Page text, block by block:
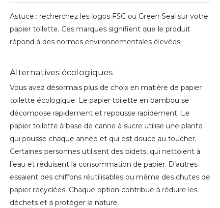
Astuce : recherchez les logos FSC ou Green Seal sur votre
papier toilette. Ces marques signifient que le produit
répond à des normes environnementales élevées.
Alternatives écologiques
Vous avez désormais plus de choix en matière de papier
toilette écologique. Le papier toilette en bambou se
décompose rapidement et repousse rapidement. Le
papier toilette à base de canne à sucre utilise une plante
qui pousse chaque année et qui est douce au toucher.
Certaines personnes utilisent des bidets, qui nettoient à
l’eau et réduisent la consommation de papier. D’autres
essaient des chiffons réutilisables ou même des chutes de
papier recyclées. Chaque option contribue à réduire les
déchets et à protéger la nature.